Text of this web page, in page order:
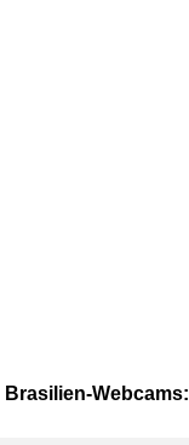
Brasilien-Webcams: